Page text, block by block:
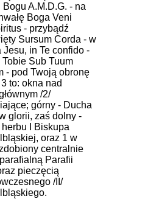
A.M.D.G. - na
Boga Veni
- przybądź
Sursum Corda - w
Jesu, in Te confido -
Sub Tuum
- pod Twoją obronę
3 to: okna nad
/2/
górny - Ducha
glorii, zaś dolny -
I Biskupa
oraz 1 w
centralnie
Parafii
pieczęcią
/II/